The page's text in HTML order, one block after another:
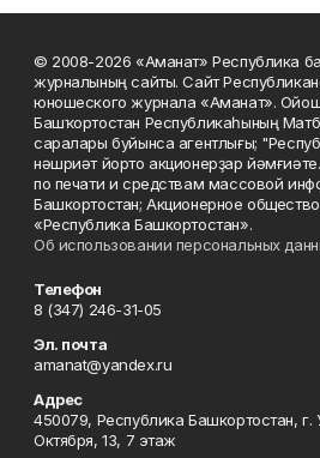
© 2008-2026 «Аманат» Республика
журналының сайты. Сайт
юношеского журнала «Аманат».
Башҡортостан Республикаһының
саралары буйынса агентлығы;
нәшриәт йорто акционерҙар
по печати и средствам массовой
Башкортостан; Акционерное
«Республика Башкортостан».
Об использовании персональных
Телефон
8 (347) 246-31-05
Эл. почта
amanat@yandex.ru
Адрес
450079, Республика Башкортостан, г.
Октября, 13, 7 этаж